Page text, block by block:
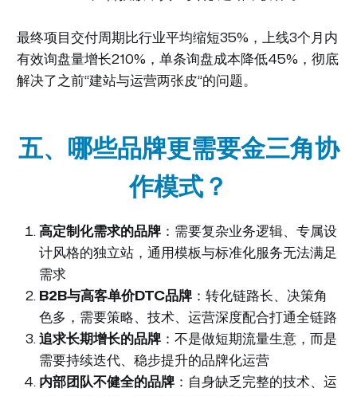
最终项目交付周期比行业平均缩短35%，上线3个月内
有效询盘量增长210%，单条询盘成本降低45%，彻底
解决了之前“建站与运营两张皮”的问题。
五、哪些品牌更需要金三角协
作模式？
高定制化需求的品牌：需要复杂业务逻辑、专属设
计风格的独立站，通用模板与标准化服务无法满足
需求
B2B与高客单价DTC品牌：转化链路长、决策角
色多，需要策略、技术、运营深度配合打通全链路
追求长期增长的品牌：不是做短期流量生意，而是
需要持续迭代、稳步提升的品牌化运营
内部团队不健全的品牌：自身缺乏完整的技术、运